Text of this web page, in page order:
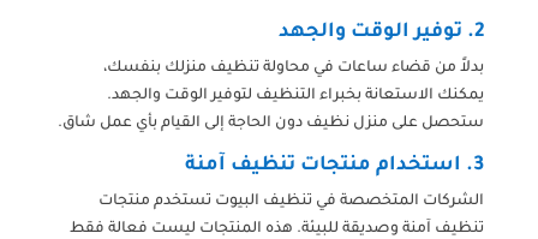
2. توفير الوقت والجهد
بدلاً من قضاء ساعات في محاولة تنظيف منزلك بنفسك،
يمكنك الاستعانة بخبراء التنظيف لتوفير الوقت والجهد.
ستحصل على منزل نظيف دون الحاجة إلى القيام بأي عمل شاق.
3. استخدام منتجات تنظيف آمنة
الشركات المتخصصة في تنظيف البيوت تستخدم منتجات
تنظيف آمنة وصديقة للبيئة. هذه المنتجات ليست فعالة فقط